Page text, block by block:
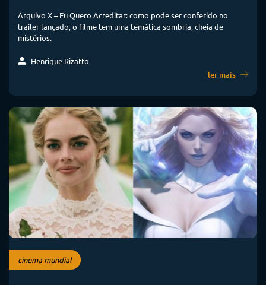
Arquivo X – Eu Quero Acreditar: como pode ser conferido no
trailer lançado, o filme tem uma temática sombria, cheia de
mistérios.
Henrique Rizatto
ler mais
cinema mundial